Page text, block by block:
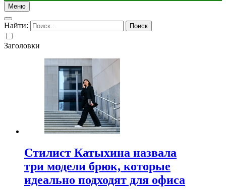
Меню
Найти:
Заголовки
Стилист Катыхина назвала
три модели брюк, которые
идеально подходят для офиса